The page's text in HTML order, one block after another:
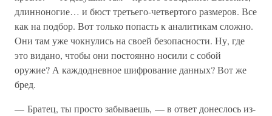
длинноногие… и бюст третьего-четвертого размеров. Все
как на подбор. Вот только попасть к аналитикам сложно.
Они там уже чокнулись на своей безопасности. Ну, где
это видано, чтобы они постоянно носили с собой
оружие? А каждодневное шифрование данных? Вот же
бред.
— Братец, ты просто забываешь, — в ответ донеслось из-